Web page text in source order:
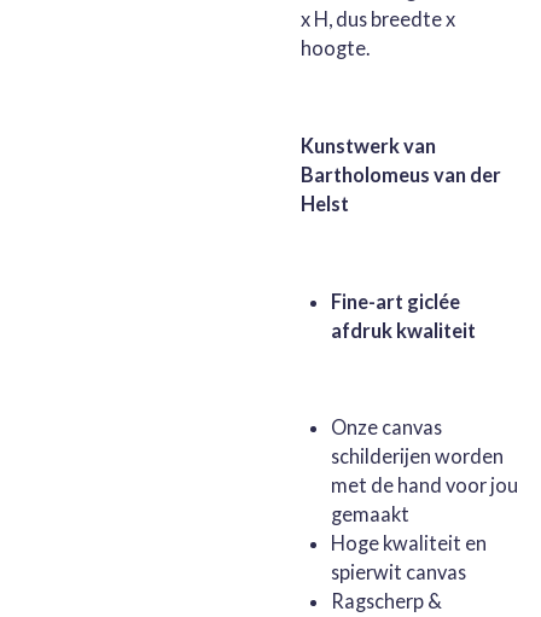
x H, dus breedte x
hoogte.
Kunstwerk van
Bartholomeus van der
Helst
Fine-art giclée
afdruk kwaliteit
Onze canvas
schilderijen worden
met de hand voor jou
gemaakt
Hoge kwaliteit en
spierwit canvas
Ragscherp &